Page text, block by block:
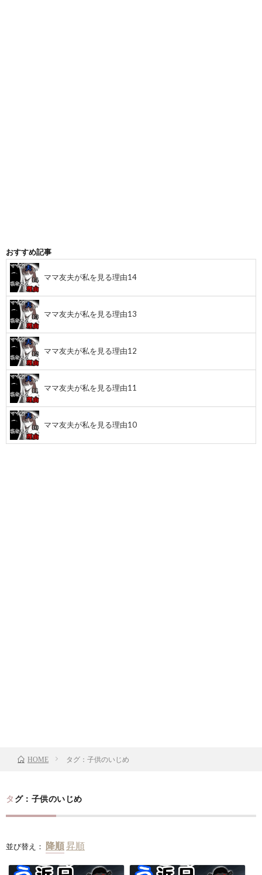
おすすめ記事
ママ友夫が私を見る理由14
ママ友夫が私を見る理由13
ママ友夫が私を見る理由12
ママ友夫が私を見る理由11
ママ友夫が私を見る理由10
HOME タグ：子供のいじめ
タグ：子供のいじめ
並び替え：